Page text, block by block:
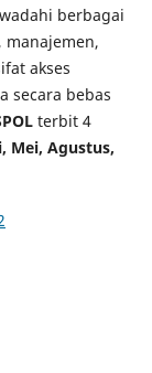
berbagai
manajemen,
akses
secara bebas
terbit 4
Mei, Agustus,